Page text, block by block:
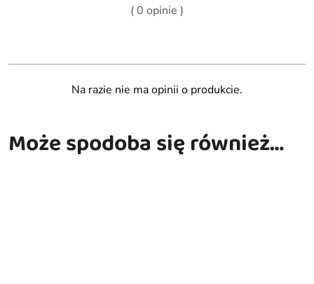
( 0 opinie )
Na razie nie ma opinii o produkcie.
Może spodoba się również…